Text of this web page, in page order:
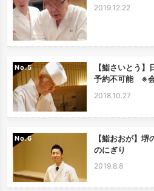
2019.12.22
No.
【鮨さいとう
予約不可能 ※
2018.10.27
No.
【鮨おおが】
のにぎり
2019.8.8